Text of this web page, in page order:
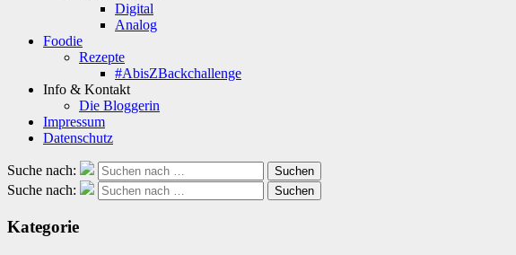
Digital
Analog
Foodie
Rezepte
#AbisZBackchallenge
Info & Kontakt
Die Bloggerin
Impressum
Datenschutz
Suche nach: Suchen
Suche nach: Suchen
Kategorie